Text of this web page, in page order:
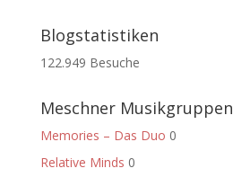
Blogstatistiken
122.949 Besuche
Meschner Musikgruppen
Memories – Das Duo 0
Relative Minds 0